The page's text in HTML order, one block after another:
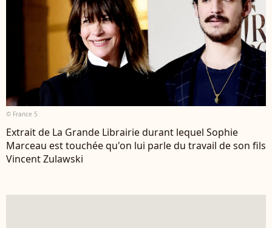
© France 5
Extrait de La Grande Librairie durant lequel Sophie
Marceau est touchée qu'on lui parle du travail de son fils
Vincent Zulawski